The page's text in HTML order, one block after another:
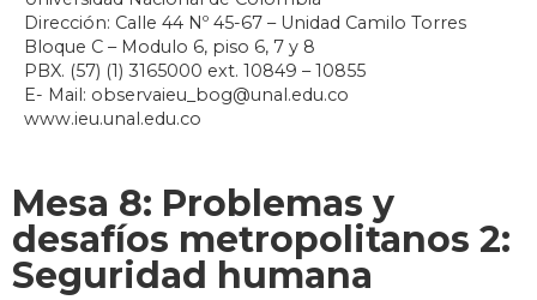
Dirección: Calle 44 Nº 45-67 – Unidad Camilo Torres
Bloque C – Modulo 6, piso 6, 7 y 8
PBX. (57) (1) 3165000 ext. 10849 – 10855
E- Mail: observaieu_bog@unal.edu.co
www.ieu.unal.edu.co
Mesa 8: Problemas y
desafíos metropolitanos 2:
Seguridad humana